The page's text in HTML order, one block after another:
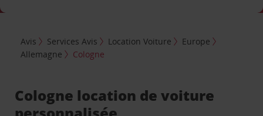
Avis Services Avis Location Voiture
Europe
Allemagne
Cologne
Cologne location de voiture